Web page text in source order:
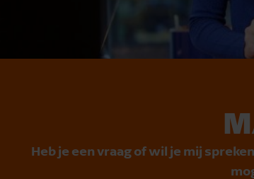
Heb je een vraag of wil je mij